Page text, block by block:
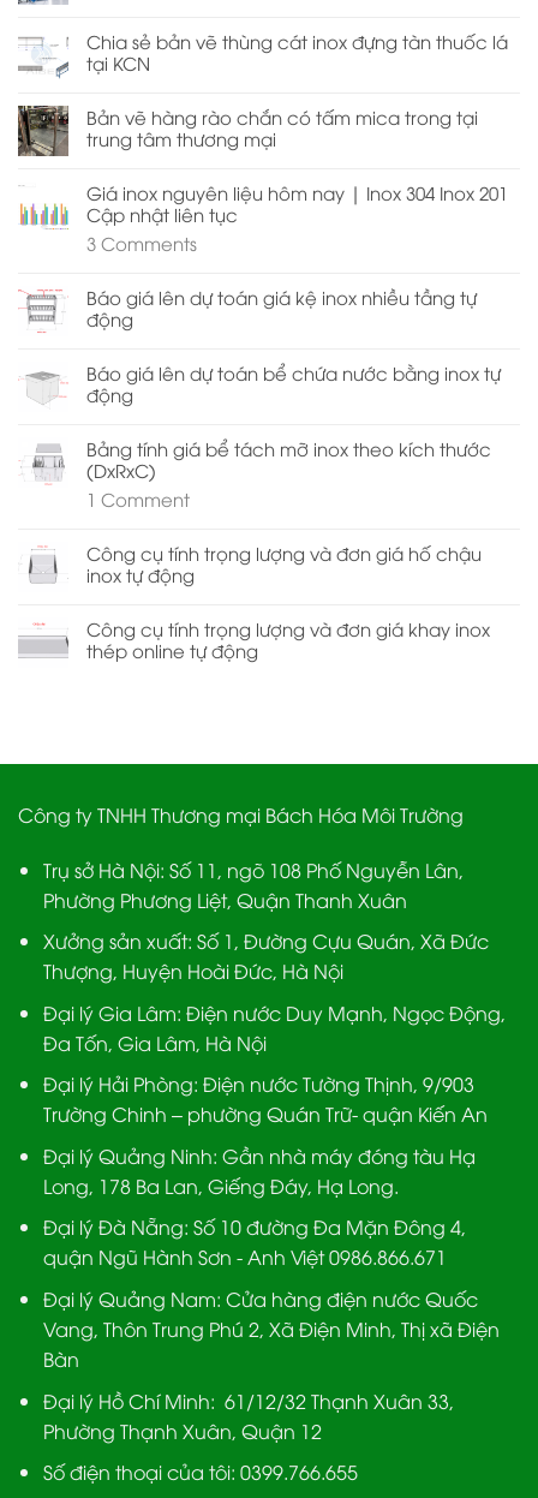
Chia sẻ bản vẽ thùng cát inox đựng tàn thuốc lá
tại KCN
Bản vẽ hàng rào chắn có tấm mica trong tại
trung tâm thương mại
Giá inox nguyên liệu hôm nay | Inox 304 Inox 201
Cập nhật liên tục
3 Comments
Báo giá lên dự toán giá kệ inox nhiều tầng tự
động
Báo giá lên dự toán bể chứa nước bằng inox tự
động
Bảng tính giá bể tách mỡ inox theo kích thước
(DxRxC)
1 Comment
Công cụ tính trọng lượng và đơn giá hố chậu
inox tự động
Công cụ tính trọng lượng và đơn giá khay inox
thép online tự động
Công ty TNHH Thương mại Bách Hóa Môi Trường
Trụ sở Hà Nội: Số 11, ngõ 108 Phố Nguyễn Lân,
Phường Phương Liệt, Quận Thanh Xuân
Xưởng sản xuất: Số 1, Đường Cựu Quán, Xã Đức
Thượng, Huyện Hoài Đức, Hà Nội
Đại lý Gia Lâm: Điện nước Duy Mạnh, Ngọc Động,
Đa Tốn, Gia Lâm, Hà Nội
Đại lý Hải Phòng: Điện nước Tường Thịnh, 9/903
Trường Chinh – phường Quán Trữ- quận Kiến An
Đại lý Quảng Ninh: Gần nhà máy đóng tàu Hạ
Long, 178 Ba Lan, Giếng Đáy, Hạ Long.
Đại lý Đà Nẵng: Số 10 đường Đa Mặn Đông 4,
quận Ngũ Hành Sơn - Anh Việt 0986.866.671
Đại lý Quảng Nam: Cửa hàng điện nước Quốc
Vang, Thôn Trung Phú 2, Xã Điện Minh, Thị xã Điện
Bàn
Đại lý Hồ Chí Minh: 61/12/32 Thạnh Xuân 33,
Phường Thạnh Xuân, Quận 12
Số điện thoại của tôi: 0399.766.655